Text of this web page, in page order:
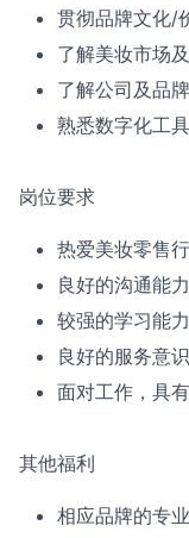
贯彻品牌文化/
了解美妆市场
了解公司及品
熟悉数字化工
岗位要求
热爱美妆零售
良好的沟通能
较强的学习能
良好的服务意识
面对工作，具
其他福利
相应品牌的专